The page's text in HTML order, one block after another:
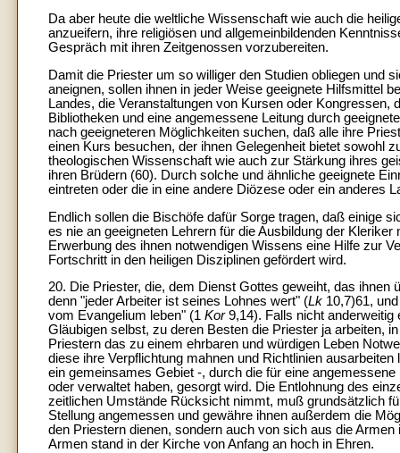
Da aber heute die weltliche Wissenschaft wie auch die
anzueifern, ihre religiösen und allgemeinbildenden
Gespräch mit ihren Zeitgenossen vorzubereiten.
Damit die Priester um so williger den Studien obliegen und
aneignen, sollen ihnen in jeder Weise geeignete Hilfsmittel
Landes, die Veranstaltungen von Kursen oder
Bibliotheken und eine angemessene Leitung durch
nach geeigneteren Möglichkeiten suchen, daß alle ihre
einen Kurs besuchen, der ihnen Gelegenheit bietet sowohl
theologischen Wissenschaft wie auch zur Stärkung ihres
ihren Brüdern (60). Durch solche und ähnliche geeignete
eintreten oder die in eine andere Diözese oder ein anderes
Endlich sollen die Bischöfe dafür Sorge tragen, daß einige
es nie an geeigneten Lehrern für die Ausbildung der
Erwerbung des ihnen notwendigen Wissens eine Hilfe zur
Fortschritt in den heiligen Disziplinen gefördert wird.
20. Die Priester, die, dem Dienst Gottes geweiht, das ihnen
denn "jeder Arbeiter ist seines Lohnes wert" (Lk 10,7)61,
vom Evangelium leben" (1 Kor9,14). Falls nicht anderweitig
Gläubigen selbst, zu deren Besten die Priester ja arbeiten,
Priestern das zu einem ehrbaren und würdigen Leben
diese ihre Verpflichtung mahnen und Richtlinien
ein gemeinsames Gebiet -, durch die für eine
oder verwaltet haben, gesorgt wird. Die Entlohnung des
zeitlichen Umstände Rücksicht nimmt, muß grundsätzlich
Stellung angemessen und gewähre ihnen außerdem die
den Priestern dienen, sondern auch von sich aus die
Armen stand in der Kirche von Anfang an hoch in Ehren.